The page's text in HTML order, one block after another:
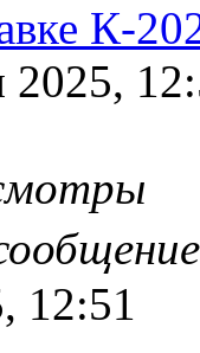
К-
2025,
12:51